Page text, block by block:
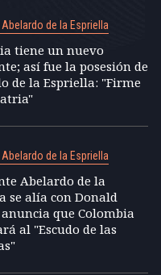
de la Espriella
tiene un nuevo
así fue la posesión de
de la Espriella: "Firme
de la Espriella
Abelardo de la
se alía con Donald
que Colombia
al "Escudo de las